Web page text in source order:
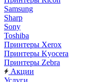
Samsung
Sharp
Sony
Toshiba
Принтеры Xerox
Принтеры Kyocera
Принтеры Zebra
Акции
Услуги